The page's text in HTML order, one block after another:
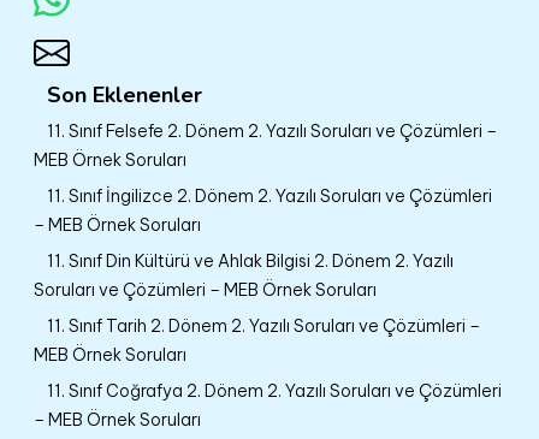
Son Eklenenler
11. Sınıf Felsefe 2. Dönem 2. Yazılı Soruları ve Çözümleri –
MEB Örnek Soruları
11. Sınıf İngilizce 2. Dönem 2. Yazılı Soruları ve Çözümleri
– MEB Örnek Soruları
11. Sınıf Din Kültürü ve Ahlak Bilgisi 2. Dönem 2. Yazılı
Soruları ve Çözümleri – MEB Örnek Soruları
11. Sınıf Tarih 2. Dönem 2. Yazılı Soruları ve Çözümleri –
MEB Örnek Soruları
11. Sınıf Coğrafya 2. Dönem 2. Yazılı Soruları ve Çözümleri
– MEB Örnek Soruları